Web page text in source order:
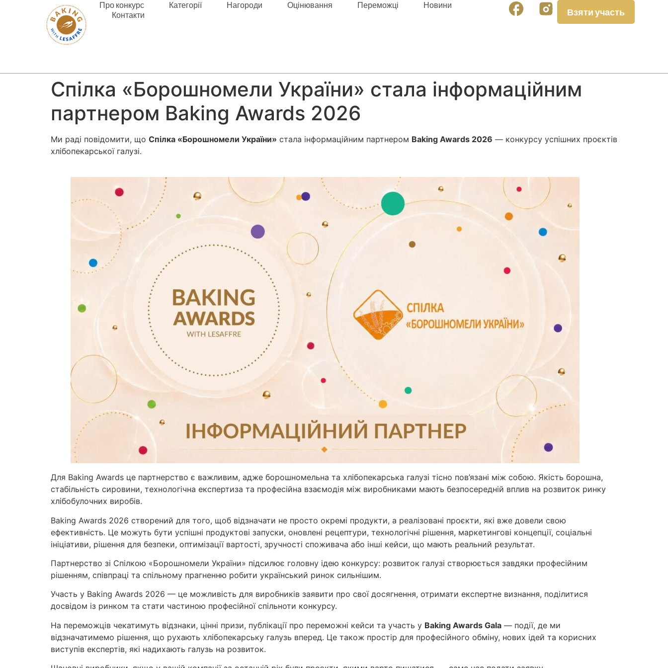
Про конкурс Категорії Нагороди Оцінювання Переможці
Новини
Контакти
Взяти участь
Спілка «Борошномели України» стала інформаційним
партнером Baking Awards 2026
Ми раді повідомити, що Спілка «Борошномели України» стала інформаційним партнером Baking Awards 2026 — конкурсу успішних проєктів
хлібопекарської галузі.
Для Baking Awards це партнерство є важливим, адже борошномельна та хлібопекарська галузі тісно пов’язані між собою. Якість борошна,
стабільність сировини, технологічна експертиза та професійна взаємодія між виробниками мають безпосередній вплив на розвиток ринку
хлібобулочних виробів.
Baking Awards 2026 створений для того, щоб відзначати не просто окремі продукти, а реалізовані проєкти, які вже довели свою
ефективність. Це можуть бути успішні продуктові запуски, оновлені рецептури, технологічні рішення, маркетингові концепції, соціальні
ініціативи, рішення для безпеки, оптимізації вартості, зручності споживача або інші кейси, що мають реальний результат.
Партнерство зі Спілкою «Борошномели України» підсилює головну ідею конкурсу: розвиток галузі створюється завдяки професійним
рішенням, співпраці та спільному прагненню робити український ринок сильнішим.
Участь у Baking Awards 2026 — це можливість для виробників заявити про свої досягнення, отримати експертне визнання, поділитися
досвідом із ринком та стати частиною професійної спільноти конкурсу.
На переможців чекатимуть відзнаки, цінні призи, публікації про переможні кейси та участь у Baking Awards Gala — події, де ми
відзначатимемо рішення, що рухають хлібопекарську галузь вперед. Це також простір для професійного обміну, нових ідей та корисних
виступів експертів, які надихають галузь на розвиток.